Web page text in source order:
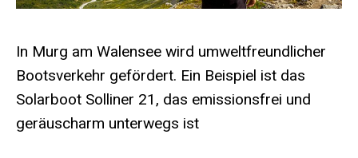
In Murg am Walensee wird umweltfreundlicher
Bootsverkehr gefördert. Ein Beispiel ist das
Solarboot Solliner 21, das emissionsfrei und
geräuscharm unterwegs ist